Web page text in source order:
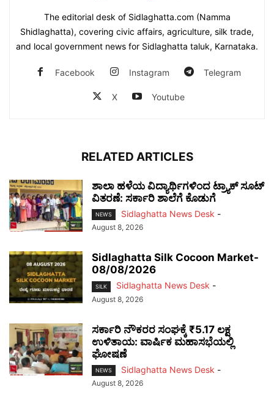
The editorial desk of Sidlaghatta.com (Namma
Shidlaghatta), covering civic affairs, agriculture, silk trade,
and local government news for Sidlaghatta taluk, Karnataka.
Facebook Instagram Telegram
X Youtube
RELATED ARTICLES
ಶಾಲಾ ಹಳೆಯ ವಿದ್ಯಾರ್ಥಿಗಳಿಂದ ಟ್ರ್ಯಾಕ್‌ ಸೂಟ್
ವಿತರಣೆ: ಸರ್ಕಾರಿ ಶಾಲೆಗೆ ಕೊಡುಗೆ
NEWS Sidlaghatta News Desk -
August 8, 2026
Sidlaghatta Silk Cocoon Market-
08/08/2026
SILK Sidlaghatta News Desk -
August 8, 2026
ಸರ್ಕಾರಿ ನೌಕರರ ಸಂಘಕ್ಕೆ ₹5.17 ಲಕ್ಷ
ಉಳಿತಾಯ: ವಾರ್ಷಿಕ ಮಹಾಸಭೆಯಲ್ಲಿ
ಘೋಷಣೆ
NEWS Sidlaghatta News Desk -
August 8, 2026